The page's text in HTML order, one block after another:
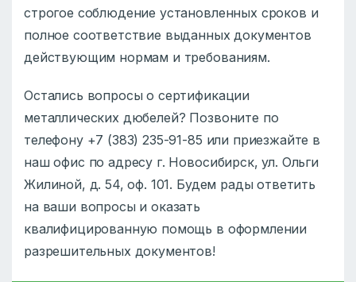
строгое соблюдение установленных сроков и
полное соответствие выданных документов
действующим нормам и требованиям.
Остались вопросы о сертификации
металлических дюбелей? Позвоните по
телефону +7 (383) 235-91-85 или приезжайте в
наш офис по адресу г. Новосибирск, ул. Ольги
Жилиной, д. 54, оф. 101. Будем рады ответить
на ваши вопросы и оказать
квалифицированную помощь в оформлении
разрешительных документов!